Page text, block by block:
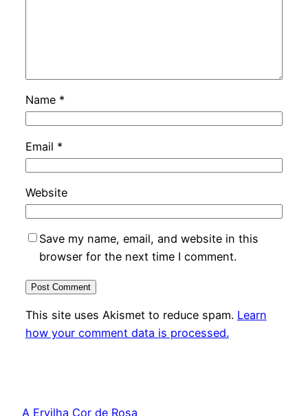
Name *
Email *
Website
Save my name, email, and website in this
browser for the next time I comment.
This site uses Akismet to reduce spam. Learn
how your comment data is processed.
A Ervilha Cor de Rosa